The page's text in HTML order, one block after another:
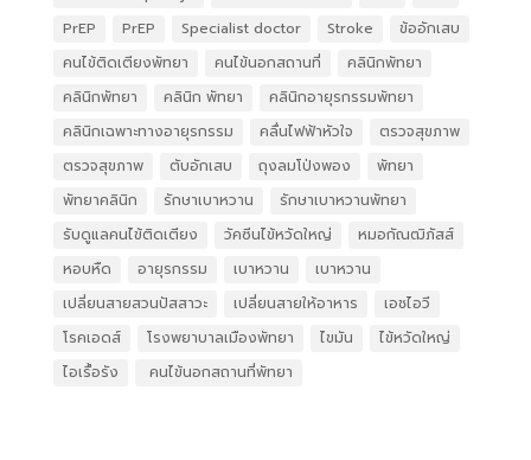
PrEP
PrEP Specialist doctor Stroke
ข้ออักเสบ
คนไข้ติดเตียงพัทยา
คนไข้นอกสถานที่
คลินิกพัทยา
คลินิกพัทยา
คลินิก พัทยา
คลินิกอายุรกรรมพัทยา
คลินิกเฉพาะทางอายุรกรรม
คลื่นไฟฟ้าหัวใจ
ตรวจสุขภาพ
ตรวจสุขภาพ
ตับอักเสบ ถุงลมโป่งพอง
พัทยา
พัทยาคลินิก
รักษาเบาหวาน
รักษาเบาหวานพัทยา
รับดูแลคนไข้ติดเตียง
วัคซีนไข้หวัดใหญ่
หมอกัณฒิภัสส์
หอบหืด
อายุรกรรม เบาหวาน
เบาหวาน
เปลี่ยนสายสวนปัสสาวะ
เปลี่ยนสายให้อาหาร
เอชไอวี
โรคเอดส์
โรงพยาบาลเมืองพัทยา ไขมัน
ไข้หวัดใหญ่
ไอเรื้อรัง
​ คนไข้นอกสถานที่พัทยา